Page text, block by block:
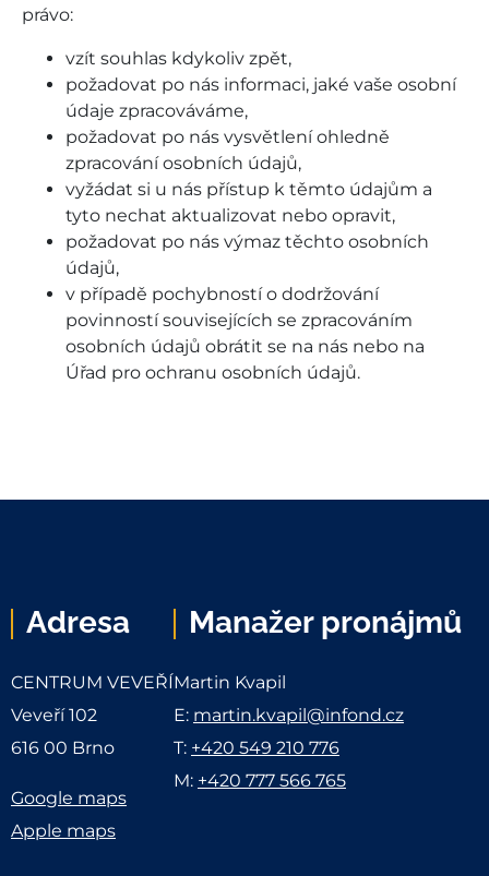
právo:
vzít souhlas kdykoliv zpět,
požadovat po nás informaci, jaké vaše osobní
údaje zpracováváme,
požadovat po nás vysvětlení ohledně
zpracování osobních údajů,
vyžádat si u nás přístup k těmto údajům a
tyto nechat aktualizovat nebo opravit,
požadovat po nás výmaz těchto osobních
údajů,
v případě pochybností o dodržování
povinností souvisejících se zpracováním
osobních údajů obrátit se na nás nebo na
Úřad pro ochranu osobních údajů.
Adresa
CENTRUM VEVEŘÍ
Veveří 102
616 00 Brno
Google maps
Apple maps
Manažer pronájmů
Martin Kvapil
E: martin.kvapil@infond.cz
T: +420 549 210 776
M: +420 777 566 765